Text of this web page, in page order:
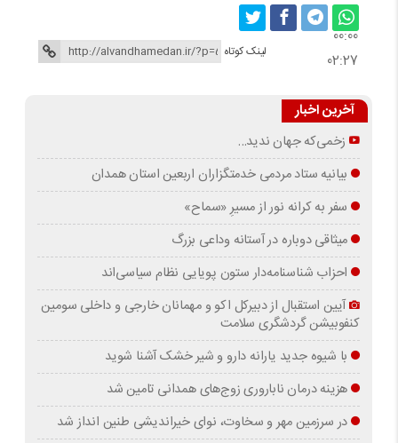
00:00
00:00
02:27
لینک کوتاه
آخرین اخبار
زخمی‌که جهان ندید…
بیانیه ستاد مردمی خدمتگزاران اربعین استان همدان
سفر به کرانه‌ نور از مسیرِ «سماح»
میثاقی دوباره در آستانه‌ وداعی بزرگ
احزاب شناسنامه‌دار ستون پویایی نظام سیاسی‌اند
آیین استقبال از دبیرکل اکو و مهمانان خارجی و داخلی سومین
کنفوبیشن گردشگری سلامت
با شیوه جدید یارانه دارو و شیر خشک آشنا شوید
هزینه درمان ناباروری زوج‌های همدانی تامین شد
در سرزمین مهر و سخاوت، نوای خیراندیشی طنین انداز شد